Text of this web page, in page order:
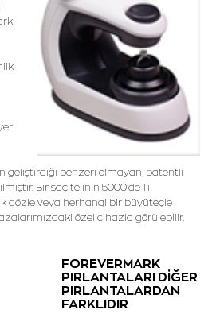
geliştirdiği benzeri olmayan, patentli
Bir saç telinin 5000’de 1’i
gözle veya herhangi bir büyüteçle
özel cihazla görülebilir.
FOREVERMARK
PIRLANTALARI DİĞER
PIRLANTALARDAN
FARKLIDIR